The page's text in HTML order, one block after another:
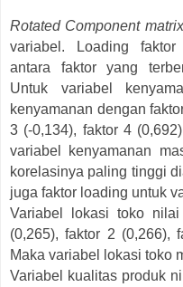
Rotated Component
variabel. Loading
antara faktor yang
Untuk variabel
kenyamanan dengan
3 (-0,134), faktor 4
variabel kenyamanan
korelasinya paling tinggi
juga faktor loading untuk
Variabel lokasi toko
(0,265), faktor 2 (0,266),
Maka variabel lokasi toko
Variabel kualitas produk